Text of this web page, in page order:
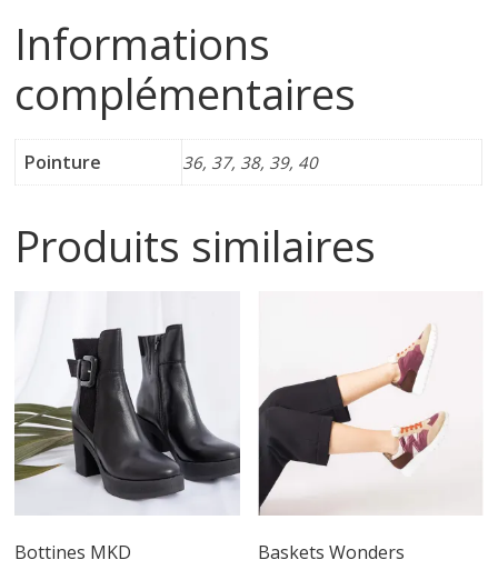
s
s
u
r
e
Informations
complémentaires
Pointure 36, 37, 38, 39, 40
Produits similaires
Bottines MKD Baskets Wonders